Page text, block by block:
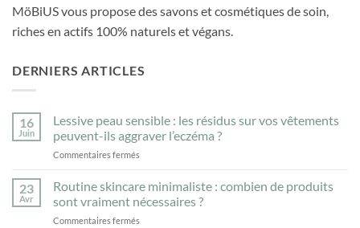
MöBiUS vous propose des savons et cosmétiques de soin,
riches en actifs 100% naturels et végans.
DERNIERS ARTICLES
16
Juin
Lessive peau sensible : les résidus sur vos vêtements
peuvent-ils aggraver l’eczéma ?
Commentaires fermés
sensible
:
les
23
Avr
Routine skincare minimaliste : combien de produits
sont vraiment nécessaires ?
Commentaires fermés